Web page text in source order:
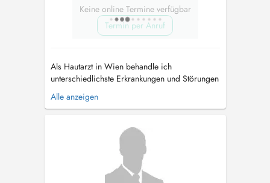
Keine online Termine verfügbar
Termin per Anruf
Als Hautarzt in Wien behandle ich
unterschiedlichste Erkrankungen und Störungen
von Haut und Haaren – angefangen von Akne
oder auffälligen Muttermalen, Neurodermitis
Ebenso biete ich eine umfassende
Hautkrebsvorsorge oder nehme operative
Alle anzeigen